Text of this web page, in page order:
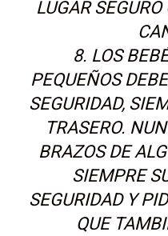
LUGAR
8. LOS
PEQUEÑOS
SEGURIDAD,
TRASERO.
BRAZOS DE
SIEMPRE
SEGURIDAD Y
QUE